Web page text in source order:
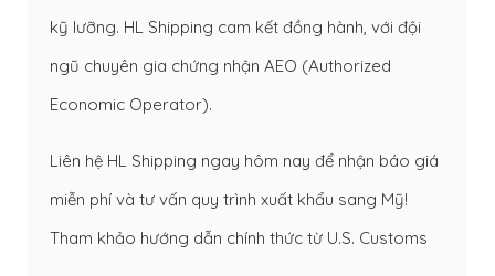
kỹ lưỡng. HL Shipping cam kết đồng hành, với đội
ngũ chuyên gia chứng nhận AEO (Authorized
Economic Operator).
Liên hệ HL Shipping ngay hôm nay để nhận báo giá
miễn phí và tư vấn quy trình xuất khẩu sang Mỹ!
Tham khảo hướng dẫn chính thức từ U.S. Customs